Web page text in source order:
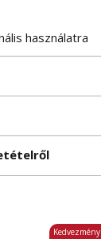
használatra
Kedvezmény